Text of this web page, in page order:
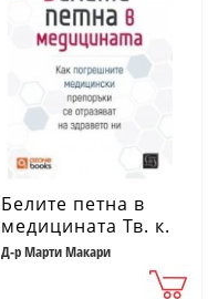
Белите петна в
медицината Тв. к.
Д-р Марти Макари